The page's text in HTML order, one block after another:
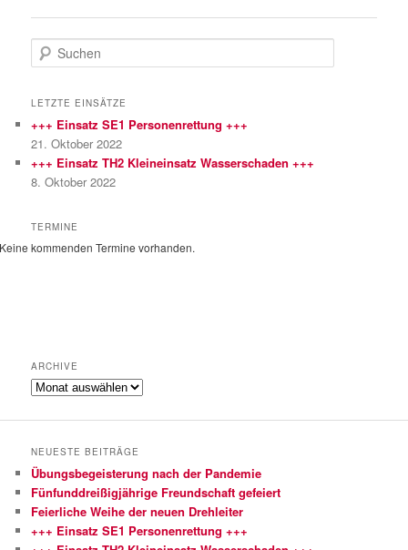
u
h
n
LETZTE EINSÄTZE
+++ Einsatz SE1 Personenrettung +++
21. Oktober 2022
+++ Einsatz TH2 Kleineinsatz Wasserschaden +++
8. Oktober 2022
TERMINE
Keine kommenden Termine vorhanden.
ARCHIVE
Archive
NEUESTE BEITRÄGE
Übungsbegeisterung nach der Pandemie
Fünfunddreißigjährige Freundschaft gefeiert
Feierliche Weihe der neuen Drehleiter
+++ Einsatz SE1 Personenrettung +++